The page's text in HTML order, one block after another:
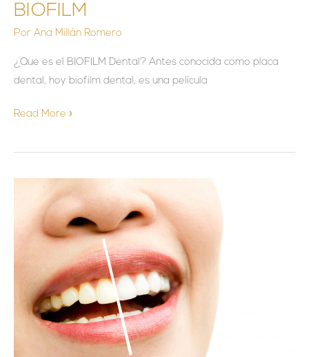
BIOFILM
Por Ana Millán Romero
¿Que es el BIOFILM Dental? Antes conocida como placa
dental, hoy biofilm dental, es una película
Read More »
DENTAL